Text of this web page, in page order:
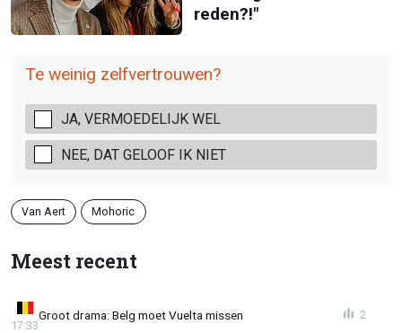
reden?!"
Te weinig zelfvertrouwen?
JA, VERMOEDELIJK WEL
NEE, DAT GELOOF IK NIET
Van Aert Mohoric
Meest recent
Groot drama: Belg moet Vuelta missen
17:33
2